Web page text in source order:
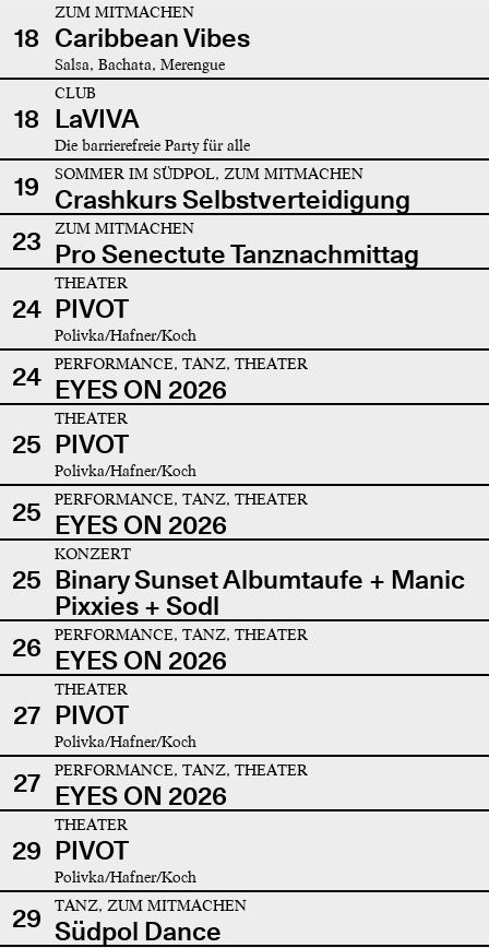
18
ZUM MITMACHEN
Caribbean Vibes
Salsa, Bachata, Merengue
18
CLUB
LaVIVA
Die barrierefreie Party für alle
19 SOMMER IM SÜDPOL, ZUM MITMACHEN
Crashkurs Selbstverteidigung
23
ZUM MITMACHEN
Pro Senectute Tanznachmittag
24
THEATER
PIVOT
Polivka/Hafner/Koch
24 PERFORMANCE, TANZ, THEATER
EYES ON 2026
25
THEATER
PIVOT
Polivka/Hafner/Koch
25 PERFORMANCE, TANZ, THEATER
EYES ON 2026
25
KONZERT
Binary Sunset Albumtaufe + Manic
Pixxies + Sodl
26
PERFORMANCE, TANZ, THEATER
EYES ON 2026
27
THEATER
PIVOT
Polivka/Hafner/Koch
27 PERFORMANCE, TANZ, THEATER
EYES ON 2026
29
THEATER
PIVOT
Polivka/Hafner/Koch
29 TANZ, ZUM MITMACHEN
Südpol Dance